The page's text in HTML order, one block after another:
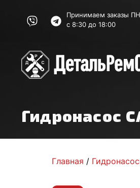
Принимаем заказы
с 8:30 до 18:00
Гидронасос
Главная /